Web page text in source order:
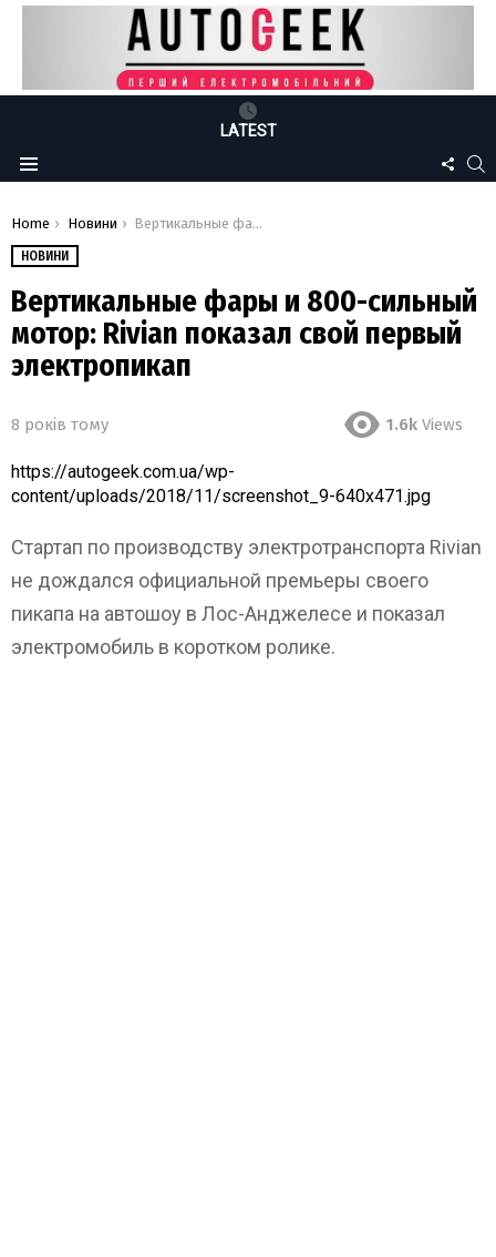
LATEST
Menu
US
You are here:
Home Новини Вертикальные фары и 800-сильный мотор: Rivian показал свой первый электропикап
НОВИНИ
Вертикальные фары и 800-сильный
мотор: Rivian показал свой первый
электропикап
8 років тому 1.6k Views
https://autogeek.com.ua/wp-
content/uploads/2018/11/screenshot_9-640x471.jpg
Стартап по производству электротранспорта Rivian
не дождался официальной премьеры своего
пикапа на автошоу в Лос-Анджелесе и показал
электромобиль в коротком ролике.